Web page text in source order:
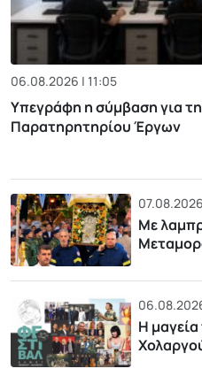
06.08.2026 | 11:05
Υπεγράφη η σύμβαση για
Παρατηρητηρίου Έργων
Με
Η